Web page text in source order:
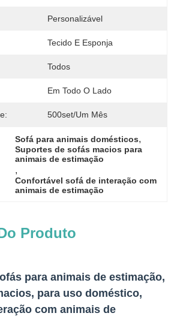
Personalizável
Tecido E Esponja
Todos
Em Todo O Lado
500set/um Mês
Sofá para animais domésticos,
Suportes de sofás macios para
animais de estimação
,
Confortável sofá de interação com
animais de estimação
Produto
para animais de estimação,
para uso doméstico,
com animais de